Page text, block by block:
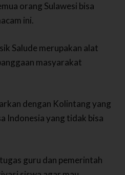
orang Sulawesi bisa
ini.
Salude merupakan alat
masyarakat
dengan Kolintang yang
Indonesia yang tidak bisa
guru dan pemerintah